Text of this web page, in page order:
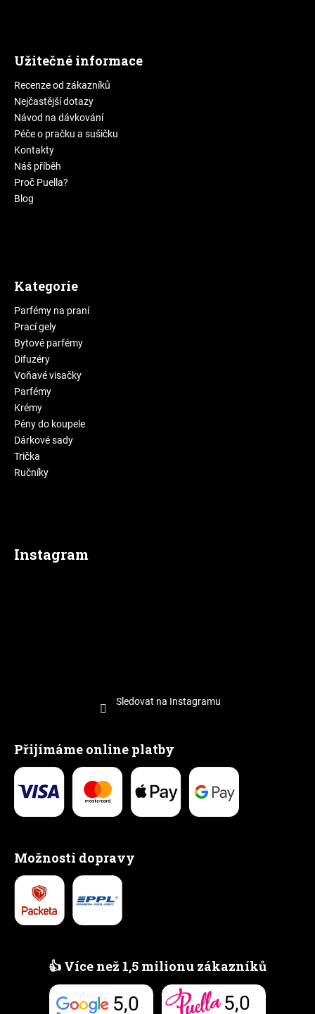
Užitečné informace
Recenze od zákazníků
Nejčastější dotazy
Návod na dávkování
Péče o pračku a sušičku
Kontakty
Náš příběh
Proč Puella?
Blog
Kategorie
Parfémy na praní
Prací gely
Bytové parfémy
Difuzéry
Voňavé visačky
Parfémy
Krémy
Pěny do koupele
Dárkové sady
Trička
Ručníky
Instagram
Sledovat na Instagramu
Přijímáme online platby
Možnosti dopravy
👍 Více než 1,5 milionu zákazníků
5,0 5,0